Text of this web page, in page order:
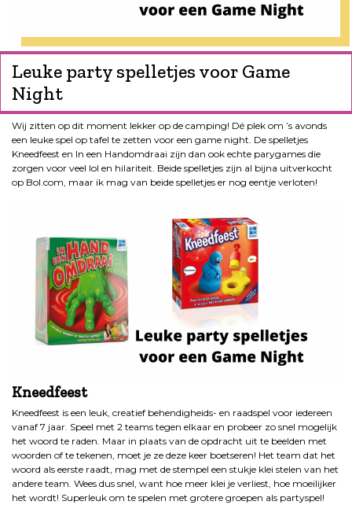
Leuke party spelletjes voor Game
Night
Wij zitten op dit moment lekker op de camping! Dé plek om ’s avonds
een leuke spel op tafel te zetten voor een game night. De spelletjes
Kneedfeest en In een Handomdraai zijn dan ook echte parygames die
zorgen voor veel lol en hilariteit. Beide spelletjes zijn al bijna uitverkocht
op Bol.com, maar ik mag van beide spelletjes er nog eentje verloten!
Kneedfeest
Kneedfeest is een leuk, creatief behendigheids- en raadspel voor iedereen
vanaf 7 jaar. Speel met 2 teams tegen elkaar en probeer zo snel mogelijk
het woord te raden. Maar in plaats van de opdracht uit te beelden met
woorden of te tekenen, moet je ze deze keer boetseren! Het team dat het
woord als eerste raadt, mag met de stempel een stukje klei stelen van het
andere team. Wees dus snel, want hoe meer klei je verliest, hoe moeilijker
het wordt! Superleuk om te spelen met grotere groepen als partyspel!